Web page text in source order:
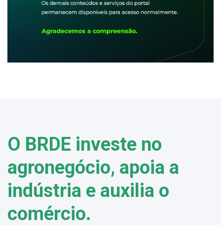
O BRDE investe no
agronegócio, apoia a
indústria e auxilia o
comércio.